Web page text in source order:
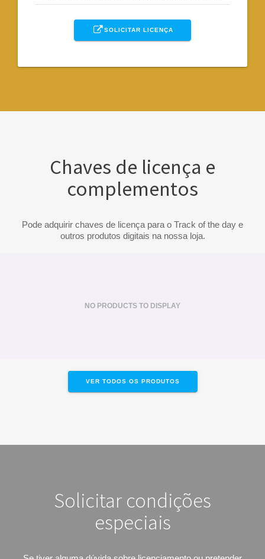
SOLICITAR LICENÇA
Chaves de licença e
complementos
Pode adquirir chaves de licença para o Track of the day e
outros produtos digitais na nossa loja.
NO PRODUCTS TO DISPLAY
VER TODOS OS PRODUTOS
Solicitar condições
especiais